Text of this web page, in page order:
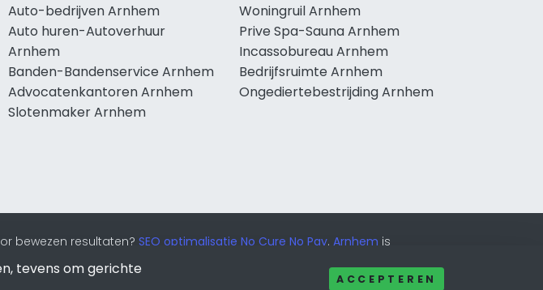
Auto-bedrijven Arnhem
Auto huren-Autoverhuur
Arnhem
Banden-Bandenservice Arnhem
Advocatenkantoren Arnhem
Slotenmaker Arnhem
Woningruil Arnhem
Prive Spa-Sauna Arnhem
Incassobureau Arnhem
Bedrijfsruimte Arnhem
Ongediertebestrijding Arnhem
bewezen resultaten? SEO optimalisatie No Cure No Pay. Arnhem is
tevens om gerichte
ACCEPTEREN